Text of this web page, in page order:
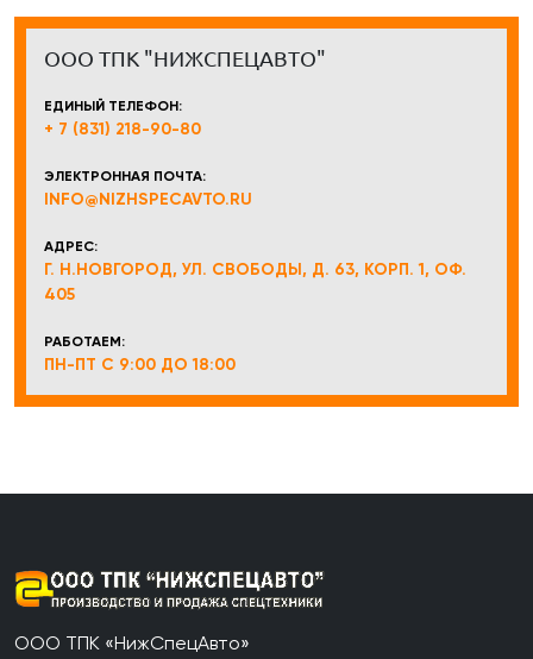
ООО ТПК "НИЖСПЕЦАВТО"
ЕДИНЫЙ ТЕЛЕФОН:
+ 7 (831) 218-90-80
ЭЛЕКТРОННАЯ ПОЧТА:
INFO@NIZHSPECAVTO.RU
АДРЕС:
Г. Н.НОВГОРОД, УЛ. СВОБОДЫ, Д. 63, КОРП. 1, ОФ.
405
РАБОТАЕМ:
ПН-ПТ С 9:00 ДО 18:00
ООО ТПК «НижСпецАвто»